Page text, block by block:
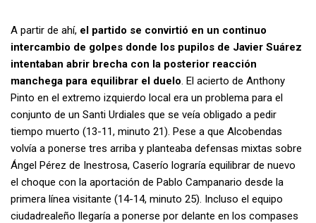
A partir de ahí, el partido se convirtió en un continuo
intercambio de golpes donde los pupilos de Javier Suárez
intentaban abrir brecha con la posterior reacción
manchega para equilibrar el duelo. El acierto de Anthony
Pinto en el extremo izquierdo local era un problema para el
conjunto de un Santi Urdiales que se veía obligado a pedir
tiempo muerto (13-11, minuto 21). Pese a que Alcobendas
volvía a ponerse tres arriba y planteaba defensas mixtas sobre
Ángel Pérez de Inestrosa, Caserío lograría equilibrar de nuevo
el choque con la aportación de Pablo Campanario desde la
primera línea visitante (14-14, minuto 25). Incluso el equipo
ciudadrealeño llegaría a ponerse por delante en los compases